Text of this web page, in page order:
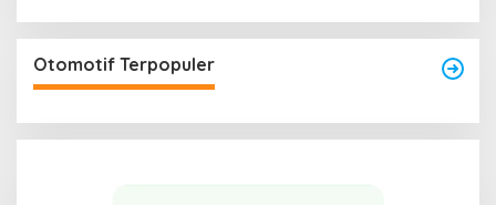
Otomotif Terpopuler